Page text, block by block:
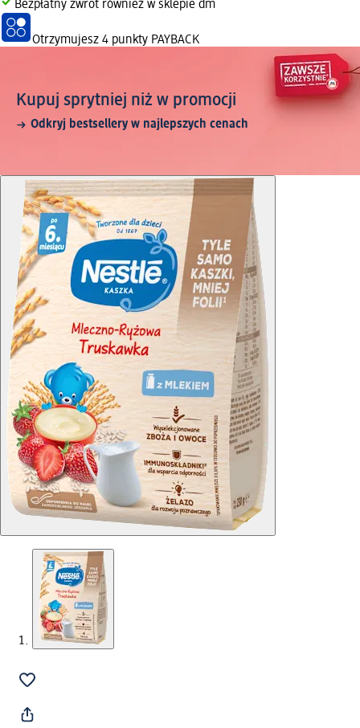
Bezpłatny zwrot również w sklepie dm
Otrzymujesz 4 punkty PAYBACK
Kupuj sprytniej niż w promocji
Odkryj bestsellery w najlepszych cenach